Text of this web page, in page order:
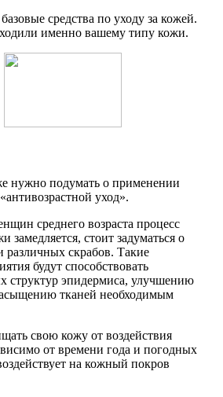
средства по уходу за кожей.
именно вашему типу кожи.
нужно подумать о применении
уход».
среднего возраста процесс
замедляется, стоит задуматься о
скрабов. Такие
будут способствовать
структур эпидермиса, улучшению
тканей необходимым
свою кожу от воздействия
от времени года и погодных
на кожный покров